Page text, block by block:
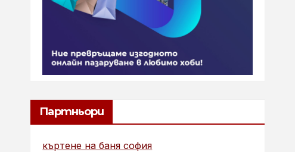
Партньори
къртене на баня софия